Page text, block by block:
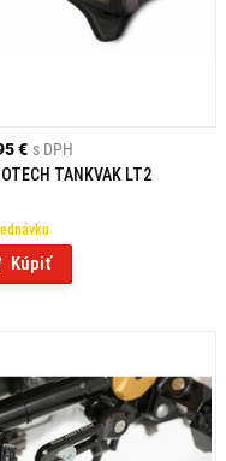
€ s DPH
TANKVAK LT2
Kúpiť